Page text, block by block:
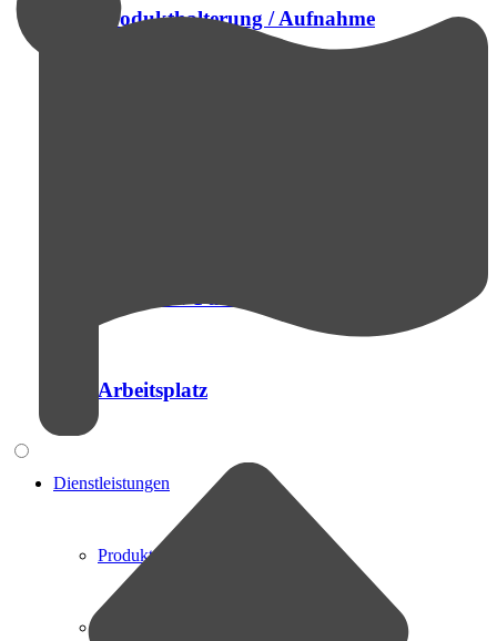
Produkthalterung / Aufnahme
Arbeitsplatz
Dienstleistungen
Produktentwicklung